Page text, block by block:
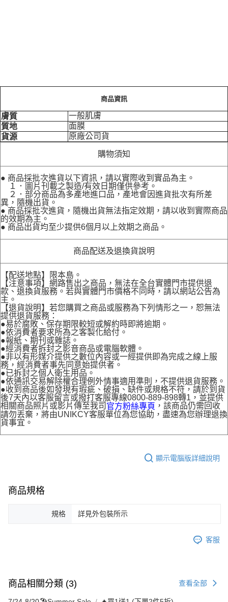
商品資訊
膚質
一般肌膚
質地
面膜
貨源
原廠公司貨
購物須知
● 商品採批次進貨以下資訊，請以實際收到實品為主。
１．圖片刊載之製造/有效日期僅供參考。
２．部分商品為多產地進口品，產地會因進貨批次有所差
異，隨機出貨。
● 商品採批次進貨，隨機出貨無法指定效期，請以收到實際商品
的效期為主。
● 商品出貨均至少提供6個月以上效期之商品。
商品配送及退換貨說明
【配送地點】限本島。
【注意事項】網路售出之商品，無法在全台實體門市提供退
款、退換貨服務。若與實體門市價格不同時，請以網站公告為
主。
【退貨說明】若您購買之商品或服務為下列情形之一，恕無法
提供退貨服務：
●易於腐敗、保存期限較短或解約時即將逾期。
●依消費者要求所為之客製化給付。
●報紙、期刊或雜誌。
●經消費者拆封之影音商品或電腦軟體。
●非以有形媒介提供之數位內容或一經提供即為完成之線上服
務，經消費者事先同意始提供者。
●已拆封之個人衛生用品。
●依通訊交易解除權合理例外情事適用準則，不提供退貨服務。
●收到商品後如發現有瑕疵、破損、缺件或規格不符，請於到貨
後7天內以客服留言或撥打客服專線0800-889-898轉1，並提供
相關商品照片或影片傳至我司 官方粉絲專頁 ，該商品仍需回收
請勿丟棄，將由UNIKCY客服單位為您協助，盡速為您辦理退換
貨事宜。
顯示電腦版詳細說明
商品規格
規格 詳見外包裝所示
客服
商品相關分類 (3) 查看全部